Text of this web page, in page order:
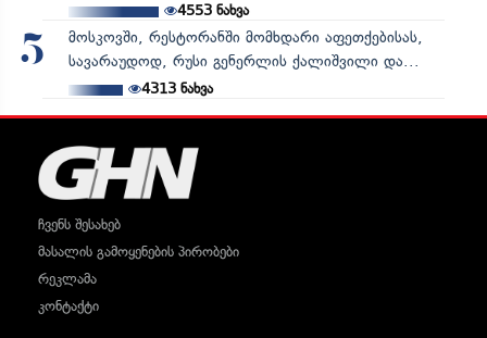
4553ნახვა
5
მოსკოვში, რესტორანში მომხდარი აფეთქებისას,
სავარაუდოდ, რუსი გენერლის ქალიშვილი და...
4313ნახვა
ჩვენს შესახებ
მასალის გამოყენების პირობები
რეკლამა
კონტაქტი